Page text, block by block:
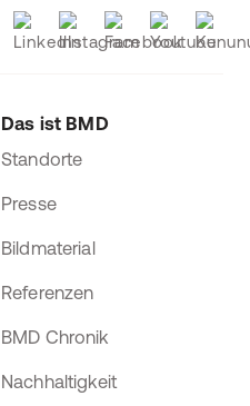
Das ist BMD
Standorte
Presse
Bildmaterial
Referenzen
BMD Chronik
Nachhaltigkeit